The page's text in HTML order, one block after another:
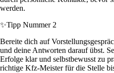
werden.
✨Tipp Nummer 2
Bereite dich auf
und deine Antworten darauf übst.
Erfolge klar und selbstbewusst zu
richtige Kfz-Meister für die Stelle